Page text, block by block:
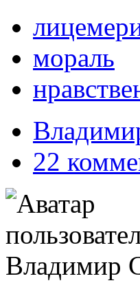
мораль
22